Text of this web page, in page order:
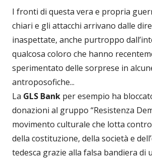
I fronti di questa vera e propria
chiari e gli attacchi arrivano dalle
inaspettate, anche purtroppo
qualcosa coloro che hanno
sperimentato delle sorprese in
antroposofiche...
La GLS Bank per esempio ha
donazioni al gruppo “Resistenza
movimento culturale che lotta
della costituzione, della società e
tedesca grazie alla falsa bandiera di